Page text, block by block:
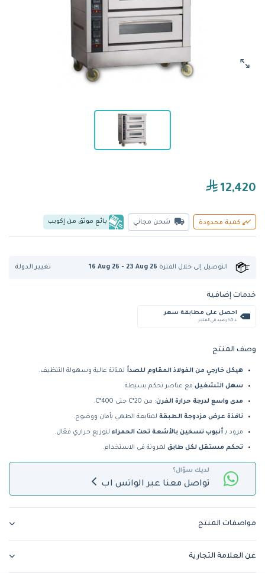
12,420
كمية محدودة شحن مجاني بائع موثق من إكويب
التوصيل إلى خلال الفترة 16 Aug 26 - 23 Aug 26 تغيير الدولة
خدمات إضافية
احصل على مطابقة سعر
+ %5 رصيد في المتجر
وصف المنتج
هيكل خارجي من الفولاذ المقاوم للصدأ لمتانة عالية وسهولة التنظيف.
سهل التشغيل مع عناصر تحكم بسيطة.
مدى واسع لدرجة حرارة الفرن: من 20°C حتى 400°C.
نافذة عرض مزدوجة الطبقة لمتابعة الطهي بأمان ووضوح.
مزود بـ أنبوب تسخين بالأشعة تحت الحمراء لتوزيع حراري فعّال.
تحكم مستقل لكل طابق لمرونة في الاستخدام.
لديك سؤال؟
تواصل معنا عبر الواتس اب
مواصفات المنتج
عن العلامة التجارية